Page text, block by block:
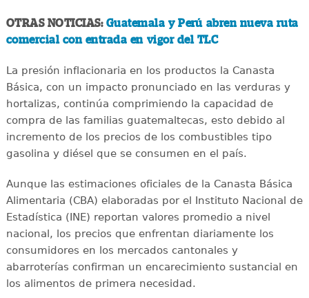
OTRAS NOTICIAS: Guatemala y Perú abren nueva ruta
comercial con entrada en vigor del TLC
La presión inflacionaria en los productos la Canasta
Básica, con un impacto pronunciado en las verduras y
hortalizas, continúa comprimiendo la capacidad de
compra de las familias guatemaltecas, esto debido al
incremento de los precios de los combustibles tipo
gasolina y diésel que se consumen en el país.
Aunque las estimaciones oficiales de la Canasta Básica
Alimentaria (CBA) elaboradas por el Instituto Nacional de
Estadística (INE) reportan valores promedio a nivel
nacional, los precios que enfrentan diariamente los
consumidores en los mercados cantonales y
abarroterías confirman un encarecimiento sustancial en
los alimentos de primera necesidad.